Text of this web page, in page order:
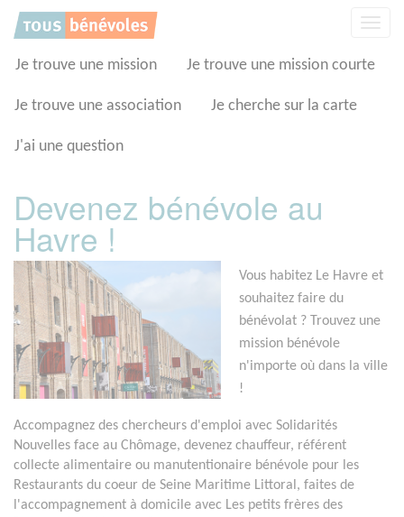
Je trouve une mission Je trouve une mission courte
Je trouve une association Je cherche sur la carte
J'ai une question
Devenez bénévole au
Havre !
Vous habitez Le Havre et
souhaitez faire du
bénévolat ? Trouvez une
mission bénévole
n'importe où dans la ville
!
Accompagnez des chercheurs d'emploi avec Solidarités
Nouvelles face au Chômage, devenez chauffeur, référent
collecte alimentaire ou manutentionaire bénévole pour les
Restaurants du coeur de Seine Maritime Littoral, faites de
l'accompagnement à domicile avec Les petits frères des
Panneau de gestion des cookies